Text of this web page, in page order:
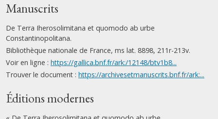
Manuscrits
De Terra Iherosolimitana et quomodo ab urbe
Constantinopolitana.
Bibliothèque nationale de France, ms lat. 8898, 211r-213v.
Voir en ligne : https://gallica.bnf.fr/ark:/12148/btv1b8...
Trouver le document : https://archivesetmanuscrits.bnf.fr/ark:...
Éditions modernes